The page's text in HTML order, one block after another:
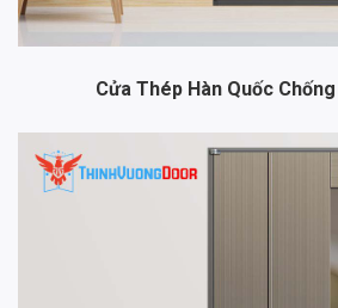
Cửa Thép Hàn Quốc